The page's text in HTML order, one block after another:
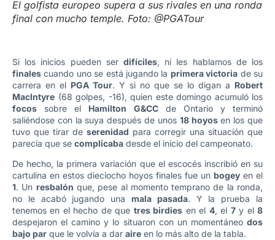
El golfista europeo supera a sus rivales en una ronda
final con mucho temple. Foto: @PGATour
Si los inicios pueden ser difíciles, ni les hablamos de los
finales cuando uno se está jugando la primera victoria de su
carrera en el PGA Tour. Y si no que se lo digan a Robert
MacIntyre (68 golpes, -16), quien este domingo acumuló los
focos sobre el Hamilton G&CCde Ontario y terminó
saliéndose con la suya después de unos 18 hoyosen los que
tuvo que tirar de serenidad para corregir una situación que
parecía que se complicaba desde el inicio del campeonato.
De hecho, la primera variación que el escocés inscribió en su
cartulina en estos dieciocho hoyos finales fue un bogey en el
1. Un resbalón que, pese al momento temprano de la ronda,
no le acabó jugando una mala pasada. Y la prueba la
tenemos en el hecho de que tres birdies en el 4, el 7y el8
despejaron el camino y lo situaron con un momentáneo dos
bajo par que le volvía a dar aire en lo más alto de la tabla.